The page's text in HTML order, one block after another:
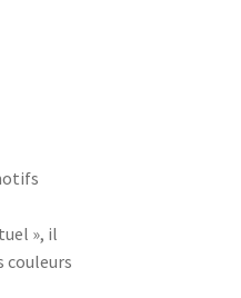
», il
couleurs